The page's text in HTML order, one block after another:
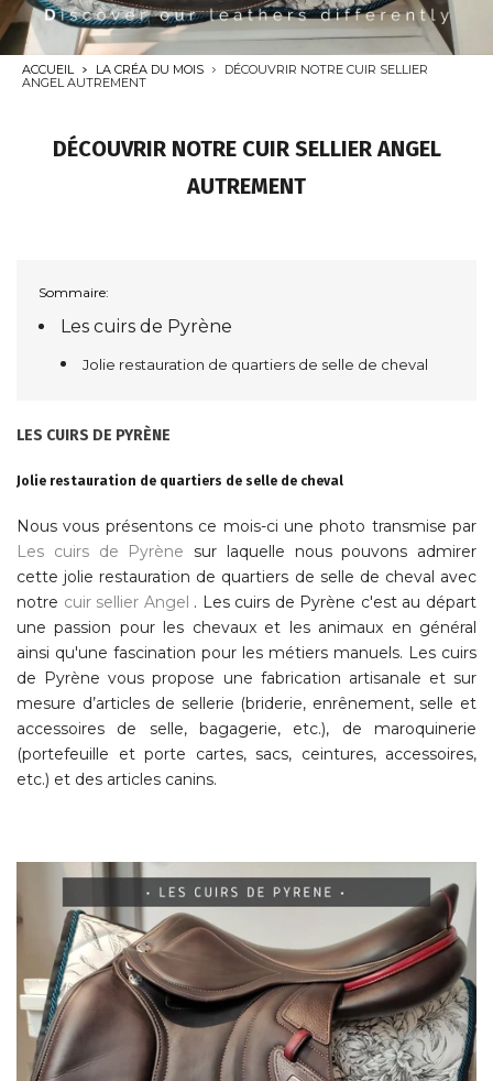
ACCUEIL LA CRÉA DU MOIS
DÉCOUVRIR NOTRE CUIR SELLIER
ANGEL AUTREMENT
DÉCOUVRIR NOTRE CUIR SELLIER ANGEL
AUTREMENT
Sommaire:
Les cuirs de Pyrène
Jolie restauration de quartiers de selle de cheval
LES CUIRS DE PYRÈNE
Jolie restauration de quartiers de selle de cheval
Nous vous présentons ce mois-ci une photo transmise par
Les cuirs de Pyrène sur laquelle nous pouvons admirer
cette jolie restauration de quartiers de selle de cheval avec
notre cuir sellier Angel . Les cuirs de Pyrène c'est au départ
une passion pour les chevaux et les animaux en général
ainsi qu'une fascination pour les métiers manuels. Les cuirs
de Pyrène vous propose une fabrication artisanale et sur
mesure d’articles de sellerie (briderie, enrênement, selle et
accessoires de selle, bagagerie, etc.), de maroquinerie
(portefeuille et porte cartes, sacs, ceintures, accessoires,
etc.) et des articles canins.